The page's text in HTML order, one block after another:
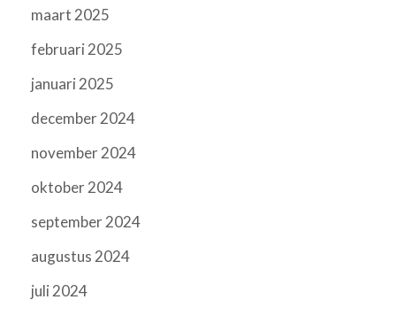
maart 2025
februari 2025
januari 2025
december 2024
november 2024
oktober 2024
september 2024
augustus 2024
juli 2024